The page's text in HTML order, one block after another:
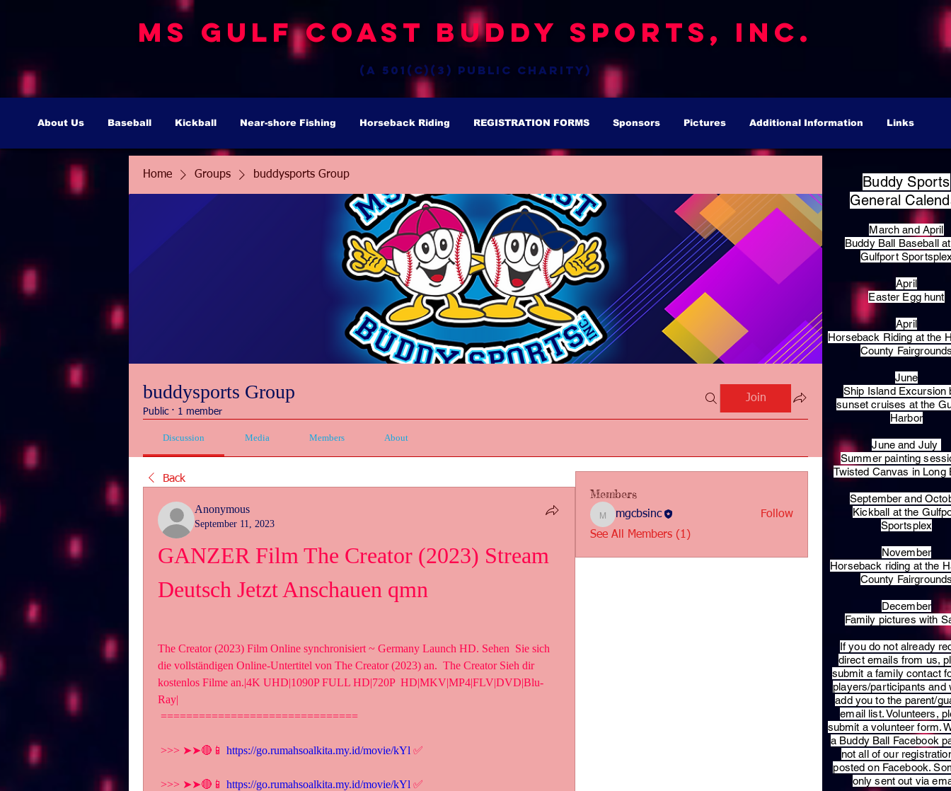
MS Gulf Coast Buddy Sports, Inc.
(a 501(c)(3) public charity)
About Us Baseball Kickball Near-shore Fishing Horseback Riding REGISTRATION FORMS Sponsors Pictures Additional Information Links
Home Groups buddysports Group
buddysports Group
Public · 1 member
Join
Discussion Media Members About
Back
Anonymous
September 11, 2023
GANZER Film The Creator (2023) Stream
Deutsch Jetzt Anschauen qmn
The Creator (2023) Film Online synchronisiert ~ Germany Launch HD. Sehen  Sie sich
die vollständigen Online-Untertitel von The Creator (2023) an.  The Creator Sieh dir
kostenlos Filme an.|4K UHD|1090P FULL HD|720P  HD|MKV|MP4|FLV|DVD|Blu-
Ray|
===============================
>>> ➤➤🔴📱 https://go.rumahsoalkita.my.id/movie/kYl ✅
>>> ➤➤🔴📱 https://go.rumahsoalkita.my.id/movie/kYl ✅
Members
mgcbsinc
mgcbsinc
Follow
See All Members (1)
Buddy Sports
General
March and April
Buddy Ball Baseball
Gulfport
April
Easter Egg hunt
April
Horseback Riding at the
County
June
Ship Island Excursion
sunset cruises at the
Harbor
June and July
Summer painting
Twisted Canvas in Long
September and
Kickball at the
Sportsplex
November
Horseback riding at the
County
December
Family pictures with
​If you do not already
direct emails from us,
submit a family contact
players/participants and
add you to the parent/
email list. Volunteers,
submit a volunteer form.
a Buddy Ball Facebook
not all of our
posted on Facebook.
only sent out via